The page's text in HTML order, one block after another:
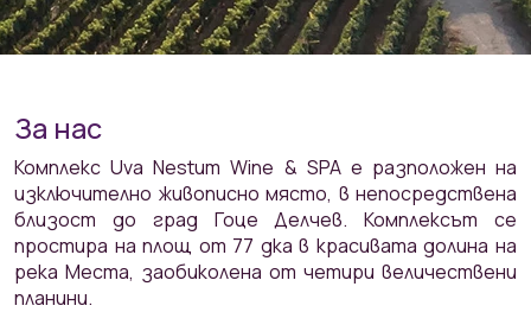
За нас
Комплекс Uva Nestum Wine & SPA е разположен на
изключително живописно място, в непосредствена
близост до град Гоце Делчев. Комплексът се
простира на площ от 77 дка в красивата долина на
река Места, заобиколена от четири величествени
планини.